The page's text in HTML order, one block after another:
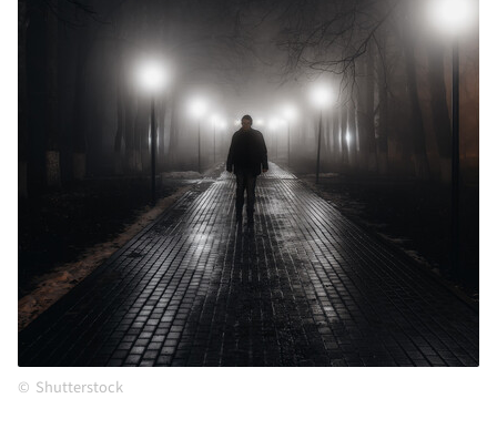
Shutterstock